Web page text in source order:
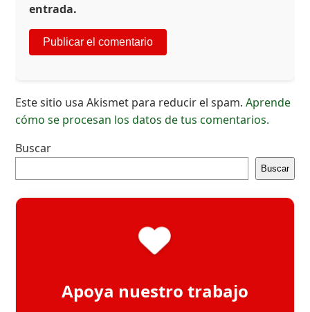
entrada.
Este sitio usa Akismet para reducir el spam.Aprende
cómo se procesan los datos de tus comentarios.
Buscar
Buscar
Apoya nuestro trabajo